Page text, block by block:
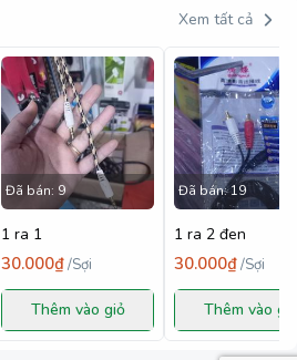
Xem tất cả
Đã bán: 9
1 ra 1
30.000₫/Sợi
Thêm vào giỏ
Đã bán:19
1 ra 2 đen
30.000₫/Sợi
Thêm vào giỏ